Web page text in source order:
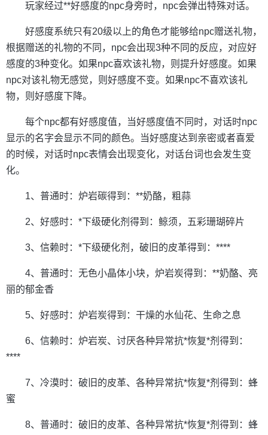
玩家经过**好感度的npc身旁时，npc会弹出特殊对话。
好感度系统只有20级以上的角色才能够给npc赠送礼物，
根据赠送的礼物的不同，npc会出现3种不同的反应，对应好
感度的3种变化。如果npc喜欢该礼物，则提升好感度。如果
npc对该礼物无感觉，则好感度不变。如果npc不喜欢该礼
物，则好感度下降。
每个npc都有好感度值，当好感度值不同时，对话时npc
显示的名字会显示不同的颜色。当好感度达到亲密或者喜爱
的时候，对话时npc表情会出现变化，对话台词也会发生变
化。
1、普通时：炉岩碳得到：**奶酪，粗蒜
2、好感时：*下级硬化剂得到：鲸须，五彩珊瑚碎片
3、信赖时：*下级硬化剂，破旧的皮革得到：****
4、普通时：无色小晶体小块，炉岩炭得到：**奶酪、亮
丽的郁金香
5、好感时：炉岩炭得到：干燥的水仙花、生命之息
6、信赖时：炉岩炭、讨厌各种异常抗*恢复*剂得到：
****
7、冷漠时：破旧的皮革、各种异常抗*恢复*剂得到：蜂
蜜
8、普通时：破旧的皮革、各种异常抗*恢复*剂得到：蜂